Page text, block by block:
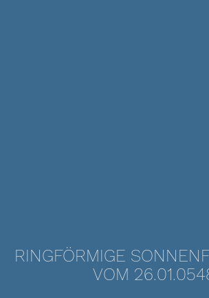
RINGFÖRMIGE
VOM